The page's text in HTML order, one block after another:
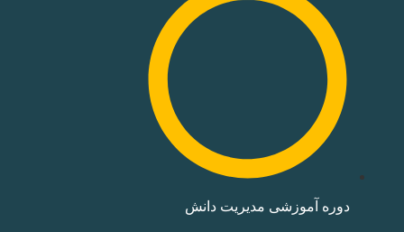
دوره‌ آموزشی مدیریت دانش